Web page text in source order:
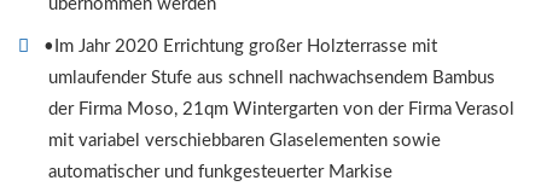
übernommen werden
•Im Jahr 2020 Errichtung großer Holzterrasse mit
umlaufender Stufe aus schnell nachwachsendem Bambus
der Firma Moso, 21qm Wintergarten von der Firma Verasol
mit variabel verschiebbaren Glaselementen sowie
automatischer und funkgesteuerter Markise